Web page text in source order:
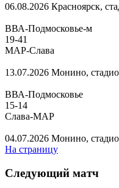
06.08.2026 Красноярск,
ВВА-Подмосковье-м
19-41
МАР-Слава
13.07.2026 Монино,
ВВА-Подмосковье
15-14
Слава-МАР
04.07.2026 Монино,
На страницу
Следующий матч